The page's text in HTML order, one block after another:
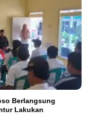
Berlangsung
Lakukan